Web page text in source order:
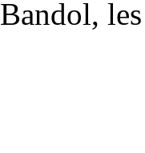
Bandol,